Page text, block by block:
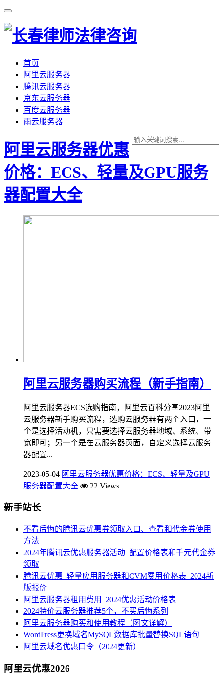
首页
阿里云服务器
腾讯云服务器
京东云服务器
百度云服务器
雨云服务器
阿里云服务器优惠
价格：ECS、轻量及GPU服务
器配置大全
阿里云服务器购买流程（新手指南）
阿里云服务器ECS选购指南，阿里云百科分享2023阿里
云服务器新手购买流程，选购云服务器有两个入口，一
个是选择活动机，只需要选择云服务器地域、系统、带
宽即可；另一个是在云服务器页面，自定义选择云服务
器配置...
2023-05-04 阿里云服务器优惠价格：ECS、轻量及GPU
服务器配置大全
22 Views
新手站长
不看后悔的腾讯云优惠券领取入口、查看和代金券使用
方法
2024年腾讯云优惠服务器活动_配置价格表和千元代金券
领取
腾讯云优惠_轻量应用服务器和CVM费用价格表_2024新
版报价
阿里云服务器租用费用_2024优惠活动价格表
2024特价云服务器推荐5个，不买后悔系列
阿里云服务器购买和使用教程（图文详解）
WordPress更换域名MySQL数据库批量替换SQL语句
阿里云域名优惠口令（2024更新）
阿里云优惠2026